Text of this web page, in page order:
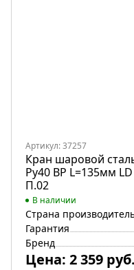
Артикул: 37257
Кран шаровой
Ру40 ВР L=135мм
П.02
В наличии
Страна
Гарантия
Бренд
Цена: 2 359 руб.